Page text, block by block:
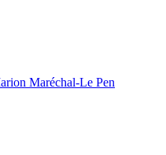
Maréchal-Le Pen